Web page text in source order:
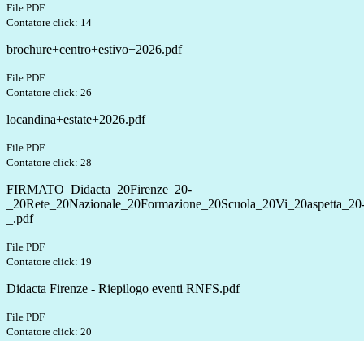
File PDF
Contatore click: 14
brochure+centro+estivo+2026.pdf
File PDF
Contatore click: 26
locandina+estate+2026.pdf
File PDF
Contatore click: 28
FIRMATO_Didacta_20Firenze_20-
_.pdf
File PDF
Contatore click: 19
Didacta Firenze - Riepilogo eventi RNFS.pdf
File PDF
Contatore click: 20